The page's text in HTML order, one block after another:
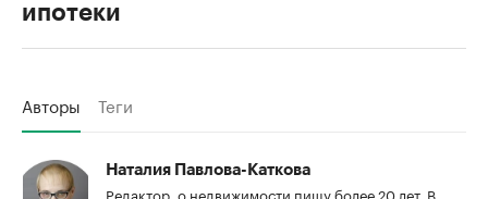
ипотеки
Авторы Теги
Наталия Павлова-Каткова
Редактор, о недвижимости пишу более 20 лет. В